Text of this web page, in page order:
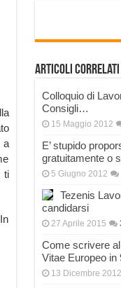
a
ti
Articoli correlati
Colloquio di
Consigli…
15 Maggio 2012
E’ stupido
gratuitamente o
5 Giugno 2012
Tezenis
candidarsi
27 Aprile 2015
Come scrivere
Vitae Europeo in
13 Dicembre 2012